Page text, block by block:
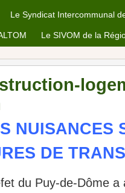
Le Syndicat Intercommunal
Le SIVOM de la
NUISANCES
DE
du Puy-de-Dôme a